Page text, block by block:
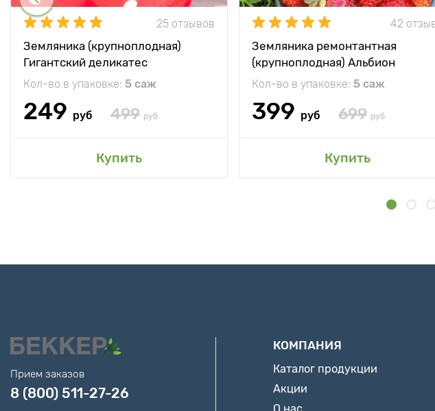
25 отзывов
Земляника (крупноплодная)
Гигантский деликатес
Кол-во в упаковке: 5 саж
249 руб 499 руб
Купить
42
Земляника ремонтантная
(крупноплодная) Альбион
Кол-во в упаковке: 5 саж
399 руб 699 руб
Купить
Прием заказов
8 (800) 511-27-26
КОМПАНИЯ
Каталог продукции
Акции